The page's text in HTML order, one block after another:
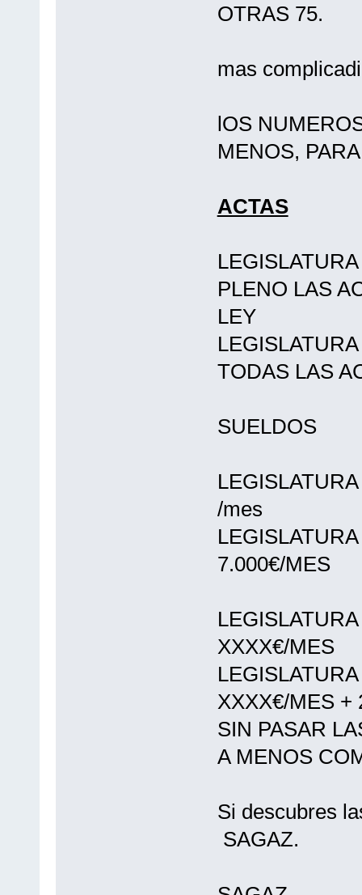
OTRAS 75.
mas
lOS
MENOS,
ACTAS
PLENO LAS
LEY
TODAS LAS
SUELDOS
/mes
7.000€/MES
XXXX€/MES
XXXX€/MES +
SIN PASAR
A MENOS
Si descubres
SAGAZ.